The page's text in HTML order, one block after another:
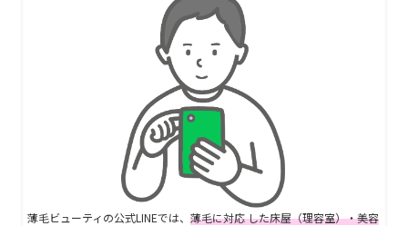
薄毛ビューティの公式LINEでは、 薄毛に対応 した床屋（理容室）・美容